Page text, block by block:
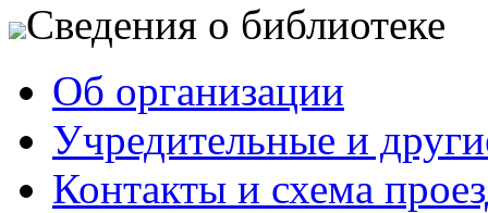
Сведения о библиотеке
Об организации
Учредительные и
Контакты и схема